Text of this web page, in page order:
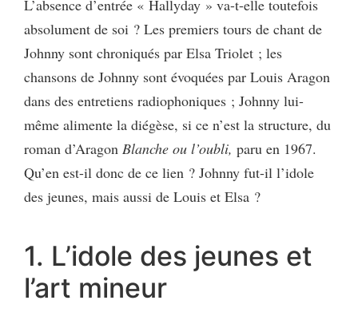
L’absence d’entrée « Hallyday » va-t-elle toutefois
absolument de soi ? Les premiers tours de chant de
Johnny sont chroniqués par Elsa Triolet ; les
chansons de Johnny sont évoquées par Louis Aragon
dans des entretiens radiophoniques ; Johnny lui-
même alimente la diégèse, si ce n’est la structure, du
roman d’Aragon Blanche ou l’oubli, paru en 1967.
Qu’en est-il donc de ce lien ? Johnny fut-il l’idole
des jeunes, mais aussi de Louis et Elsa ?
1. L’idole des jeunes et
l’art mineur